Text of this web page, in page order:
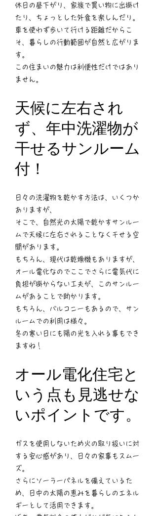
休日の昼下がり、家族で買い物に出掛け
たり、ちょっとした外食を楽しんだり。
車を使わず歩いて行ける距離だからこ
そ、暮らしの行動範囲が自然と広がりま
す。
この住まいの魅力は利便性だけではあり
ません。
天候に左右され
ず、年中洗濯物が
干せるサンルーム
付！
日々の洗濯物を乾かす方法は、いくつか
ありますが、
そこで、自然光の太陽で乾かすサンルー
ムで天候に左右されることなく干せる空
間があります。
もちろん、現代は乾燥機もありますが、
オール電化なのでここでさらに電気代に
負担が掛からない工夫が、このサンルー
ムがあることで助かります。
もちろん、バルコニーもあるので、サン
ルームでの利用は様々。
冬の寒い日にも陽の光を入れる事もでき
ますね！
オール電化住宅と
いう点も見逃せな
いポイントです。
ガスを使用しないため火の取り扱いに対
する安心感があり、日々の家事もスムー
ズ。
さらにソーラーパネルを備えているた
め、日中の太陽の恵みを暮らしのエネル
ギーとして活用できます。